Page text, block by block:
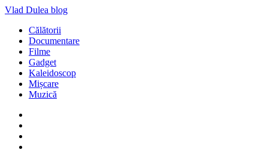
Vlad Dulea blog
Călătorii
Documentare
Filme
Gadget
Kaleidoscop
Mișcare
Muzică